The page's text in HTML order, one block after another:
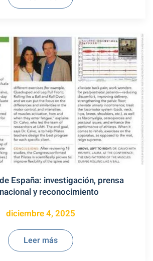
España: investigación, prensa
y reconocimiento
diciembre 4, 2025
Leer más